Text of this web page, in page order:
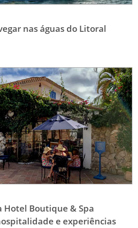
nas águas do Litoral
Hotel Boutique & Spa
e experiências